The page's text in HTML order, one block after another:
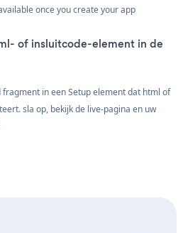
once you create your app
of insluitcode-element in de
fragment in een Setup element dat html of
sla op, bekijk de live-pagina en uw